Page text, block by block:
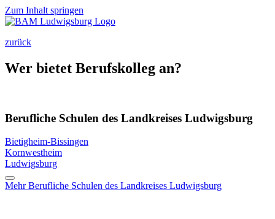
Zum Inhalt springen
zurück
Wer bietet Berufskolleg an?
Berufliche Schulen des Landkreises Ludwigsburg
Bietigheim-Bissingen
Kornwestheim
Ludwigsburg
MehrBerufliche Schulen des Landkreises Ludwigsburg